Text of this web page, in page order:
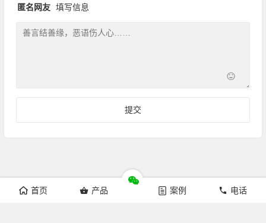
匿名网友 填写信息
首页 产品 案例 电话